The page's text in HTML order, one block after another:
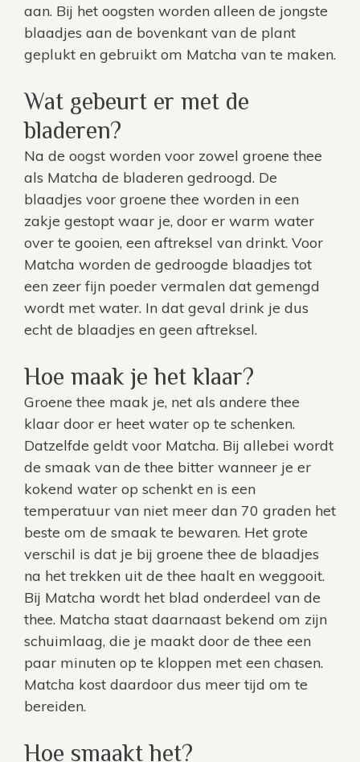
aan. Bij het oogsten worden alleen de jongste
blaadjes aan de bovenkant van de plant
geplukt en gebruikt om Matcha van te maken.
Wat gebeurt er met de
bladeren?
Na de oogst worden voor zowel groene thee
als Matcha de bladeren gedroogd. De
blaadjes voor groene thee worden in een
zakje gestopt waar je, door er warm water
over te gooien, een aftreksel van drinkt. Voor
Matcha worden de gedroogde blaadjes tot
een zeer fijn poeder vermalen dat gemengd
wordt met water. In dat geval drink je dus
echt de blaadjes en geen aftreksel.
Hoe maak je het klaar?
Groene thee maak je, net als andere thee
klaar door er heet water op te schenken.
Datzelfde geldt voor Matcha. Bij allebei wordt
de smaak van de thee bitter wanneer je er
kokend water op schenkt en is een
temperatuur van niet meer dan 70 graden het
beste om de smaak te bewaren. Het grote
verschil is dat je bij groene thee de blaadjes
na het trekken uit de thee haalt en weggooit.
Bij Matcha wordt het blad onderdeel van de
thee. Matcha staat daarnaast bekend om zijn
schuimlaag, die je maakt door de thee een
paar minuten op te kloppen met een chasen.
Matcha kost daardoor dus meer tijd om te
bereiden.
Hoe smaakt het?